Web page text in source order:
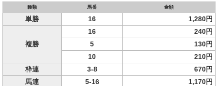
種類 馬番 金額
単勝 16 1,280円
複勝
16
240円
5
130円
10
210円
枠連
3-8
670円
馬連
5-16 1,170円